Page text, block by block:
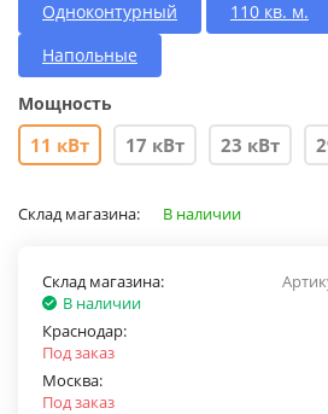
Одноконтурный 110 кв. м.
Напольные
Мощность
11 кВт 17 кВт 23 кВт
Склад магазина: В наличии
Склад магазина:
В наличии
Краснодар:
Под заказ
Москва:
Под заказ